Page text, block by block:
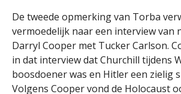
De tweede opmerking van Torba
vermoedelijk naar een interview van
Darryl Cooper met Tucker Carlson.
in dat interview dat Churchill tijdens
boosdoener was en Hitler een zielig
Volgens Cooper vond de Holocaust